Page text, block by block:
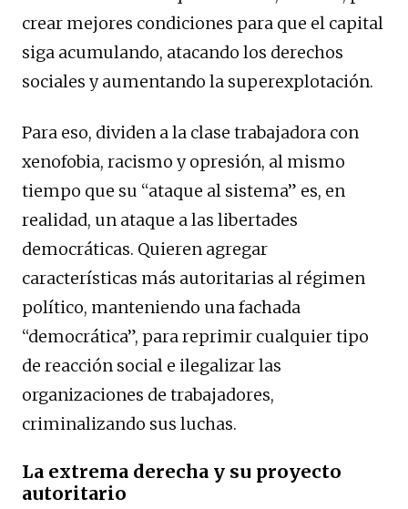
crear mejores condiciones para que el capital
siga acumulando, atacando los derechos
sociales y aumentando la superexplotación.
Para eso, dividen a la clase trabajadora con
xenofobia, racismo y opresión, al mismo
tiempo que su “ataque al sistema” es, en
realidad, un ataque a las libertades
democráticas. Quieren agregar
características más autoritarias al régimen
político, manteniendo una fachada
“democrática”, para reprimir cualquier tipo
de reacción social e ilegalizar las
organizaciones de trabajadores,
criminalizando sus luchas.
La extrema derecha y su proyecto
autoritario